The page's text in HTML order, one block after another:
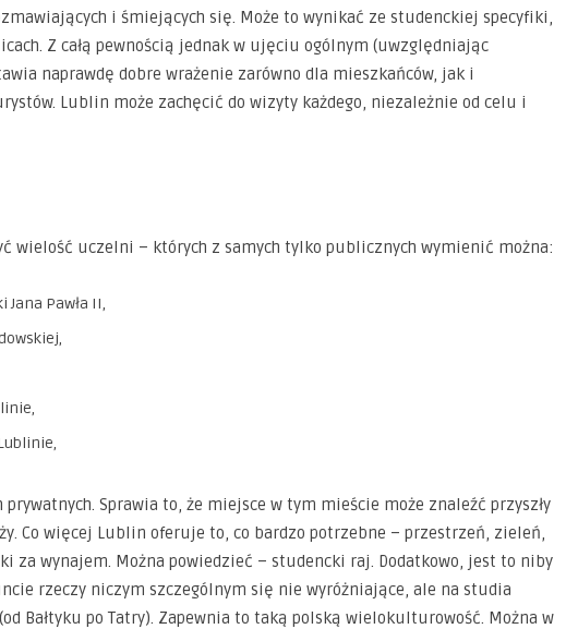
i śmiejących się. Może to wynikać ze studenckiej specyfiki,
Z całą pewnością jednak w ujęciu ogólnym (uwzględniając
naprawdę dobre wrażenie zarówno dla mieszkańców, jak i
Lublin może zachęcić do wizyty każdego, niezależnie od celu i
wielość uczelni – których z samych tylko publicznych wymienić można:
Pawła II,
Sprawia to, że miejsce w tym mieście może znaleźć przyszły
Co więcej Lublin oferuje to, co bardzo potrzebne – przestrzeń, zieleń,
za wynajem. Można powiedzieć – studencki raj. Dodatkowo, jest to niby
rzeczy niczym szczególnym się nie wyróżniające, ale na studia
Bałtyku po Tatry). Zapewnia to taką polską wielokulturowość. Można w